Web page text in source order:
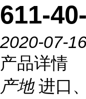
611-
2020-07-
产品详情
产地 进口